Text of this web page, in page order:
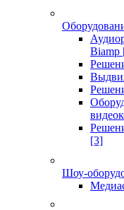
Biamp
[3]
Шоу-